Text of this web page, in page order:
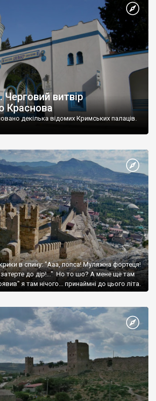
витвір
Краснова
декілька відомих Кримських палаців.
в спину: "Ааа, попса! Муляжна фортеця!
до дір!..." Но то шо? А мене ще там
я там нічого... принаймні до цього літа.